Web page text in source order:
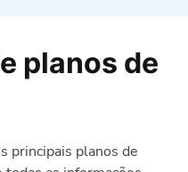
planos de
principais planos de